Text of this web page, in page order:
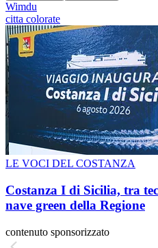
Wimdu
citta colorate
LE VOCI DEL COSTANZA
Costanza I di Sicilia, tra
nave green della Regione
contenuto sponsorizzato